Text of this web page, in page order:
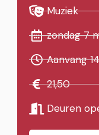
Muziek
zondag 7
Aanvang
21,50
Deuren